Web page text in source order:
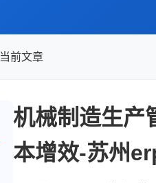
当前文章
机械制造生产
本增效-苏州